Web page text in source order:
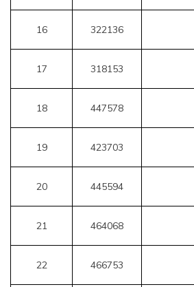
16 322136
17 318153
18 447578
19 423703
20 445594
21 464068
22 466753